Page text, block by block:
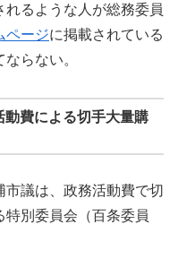
るような人が総務委員
ページに掲載されている
らない。
費による切手大量購
議は、政務活動費で切
別委員会（百条委員